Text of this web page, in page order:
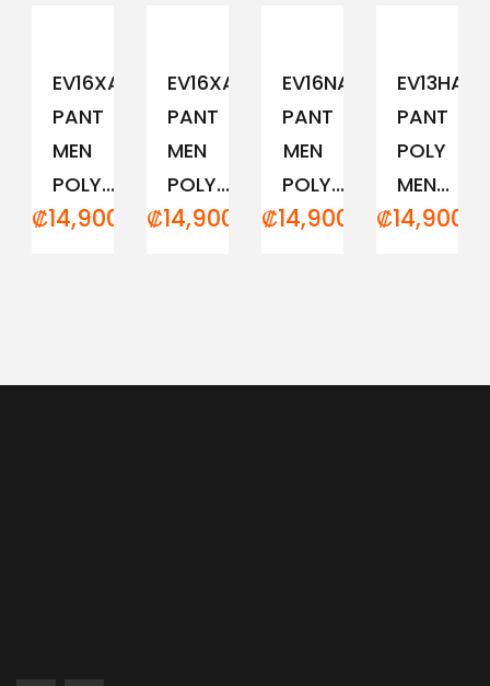
EV16XAM194
PANT
MEN
POLY...
₡14,900.00
EV16XAM191
PANT
MEN
POLY...
₡14,900.00
EV16NAM152
PANT
MEN
POLY...
₡14,900.00
PANT
POLY
MEN...
₡